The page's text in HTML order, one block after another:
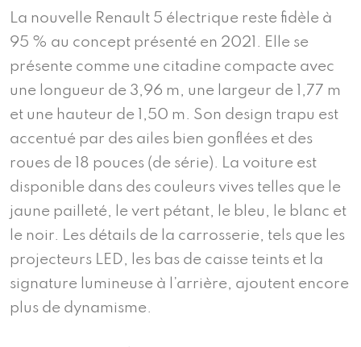
La nouvelle Renault 5 électrique reste fidèle à
95 % au concept présenté en 2021. Elle se
présente comme une citadine compacte avec
une longueur de 3,96 m, une largeur de 1,77 m
et une hauteur de 1,50 m. Son design trapu est
accentué par des ailes bien gonflées et des
roues de 18 pouces (de série). La voiture est
disponible dans des couleurs vives telles que le
jaune pailleté, le vert pétant, le bleu, le blanc et
le noir. Les détails de la carrosserie, tels que les
projecteurs LED, les bas de caisse teints et la
signature lumineuse à l’arrière, ajoutent encore
plus de dynamisme.